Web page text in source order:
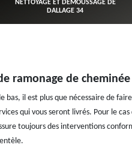
NETTOYAGE ET DÉMOUSSAGE DE
DALLAGE 34
ramonage de
il est plus que nécessaire de
qui vous seront livrés. Pour le
toujours des interventions